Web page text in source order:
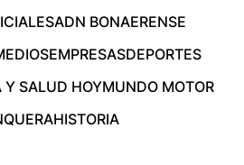
ADN BONAERENSE
EMPRESASDEPORTES
Y SALUD HOYMUNDO MOTOR
HISTORIA